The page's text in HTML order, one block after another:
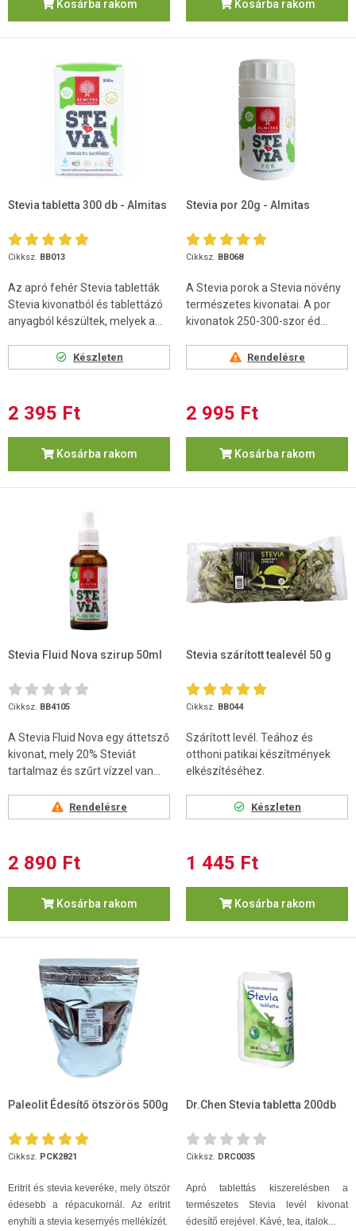
Kosárba rakom Kosárba rakom
Stevia tabletta 300 db - Almitas
Cikksz. BB013
Az apró fehér Stevia tabletták
Stevia kivonatból és tablettázó
anyagból készültek, melyek a...
Készleten
2 395 Ft
Kosárba rakom
Stevia por 20g - Almitas
Cikksz. BB068
A Stevia porok a Stevia növény
természetes kivonatai. A por
kivonatok 250-300-szor éd...
Rendelésre
2 995 Ft
Kosárba rakom
Stevia Fluid Nova szirup 50ml
Cikksz. BB4105
A Stevia Fluid Nova egy áttetsző
kivonat, mely 20% Steviát
tartalmaz és szűrt vízzel van...
Rendelésre
2 890 Ft
Kosárba rakom
Stevia szárított tealevél 50 g
Cikksz. BB044
Szárított levél. Teához és
otthoni patikai készítmények
elkészítéséhez.
Készleten
1 445 Ft
Kosárba rakom
Paleolit Édesítő ötszörös 500g
Cikksz. PCK2821
Eritrit és stevia keveréke, mely ötször
édesebb a répacukornál. Az eritrit
enyhíti a stevia kesernyés mellékízét.
Dr.Chen Stevia tabletta 200db
Cikksz. DRC0035
Apró tablettás kiszerelésben a
természetes Stevia levél kivonat
édesítő erejével. Kávé, tea, italok...